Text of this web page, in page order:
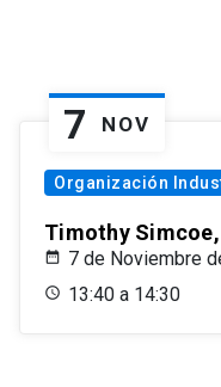
7 NOV
Organización
Timothy
7 de Noviembre
13:40 a 14:30